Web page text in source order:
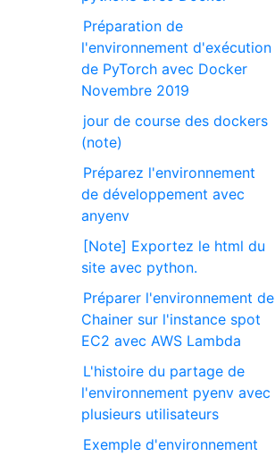
Préparation de
l'environnement d'exécution
de PyTorch avec Docker
Novembre 2019
jour de course des dockers
(note)
Préparez l'environnement
de développement avec
anyenv
[Note] Exportez le html du
site avec python.
Préparer l'environnement de
Chainer sur l'instance spot
EC2 avec AWS Lambda
L'histoire du partage de
l'environnement pyenv avec
plusieurs utilisateurs
Exemple d'environnement